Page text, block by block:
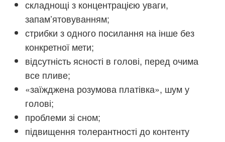
складнощі з концентрацією уваги,
запам’ятовуванням;
стрибки з одного посилання на інше без
конкретної мети;
відсутність ясності в голові, перед очима
все пливе;
«заїжджена розумова платівка», шум у
голові;
проблеми зі сном;
підвищення толерантності до контенту